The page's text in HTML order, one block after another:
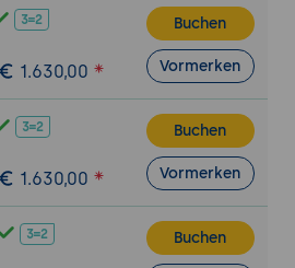
von JIS in der
und anderen Branchen
Produktions- und
für eine nahtlose
erfolgreiche JIS-
und deren
1.630,00
Buchen
Vormerken
1.630,00
Buchen
Vormerken
Buchen